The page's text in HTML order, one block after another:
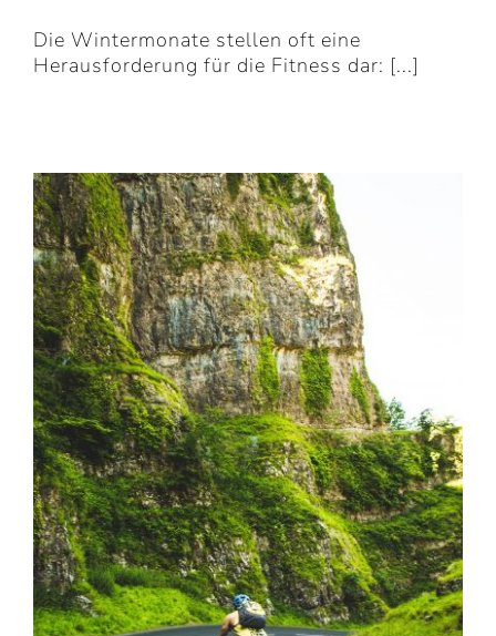
Die Wintermonate stellen oft eine
Herausforderung für die Fitness dar: [...]